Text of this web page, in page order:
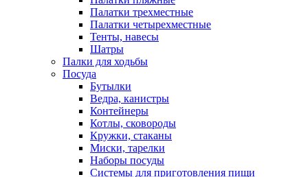
Палатки трехместные
Палатки четырехместные
Тенты, навесы
Шатры
Палки для ходьбы
Посуда
Бутылки
Ведра, канистры
Контейнеры
Котлы, сковороды
Кружки, стаканы
Миски, тарелки
Наборы посуды
Системы для приготовления пищи